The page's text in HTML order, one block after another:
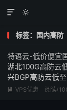


标签：国内高防
特语云-低价便宜
湖北100G高防云
兴BGP高防云低
UDP）
 VPS优惠 阅读